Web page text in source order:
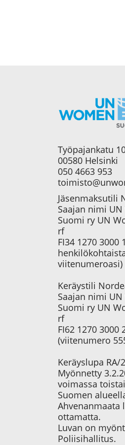
Työpajankatu
00580 Helsinki
050 4663 953
Jäsenmaksutili
Saajan nimi
Suomi ry UN
rf
FI34 1270 3000
viitenumeroasi)
Keräystili
Saajan nimi
Suomi ry UN
rf
FI62 1270 3000
(viitenumero
Keräyslupa RA/
Myönnetty
voimassa
Suomen
Ahvenanmaata
ottamatta.
Luvan on
Poliisihallitus.